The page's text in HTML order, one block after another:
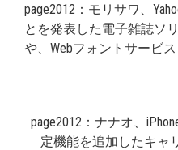
page2012：モリサワ、
とを発表した電子雑誌ソリ
や、Webフォントサービ
page2012：ナナオ、
定機能を追加したキャ